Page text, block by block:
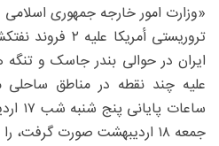
«وزارت امور خارجه جمهوری اسلامی
تروریستی
ایران در حوالی بندر جاسک و
علیه چند نقطه در مناطق
جمعه ۱۸ اردیبهشت صورت گرفت، را به شدت محکوم می‌کند.